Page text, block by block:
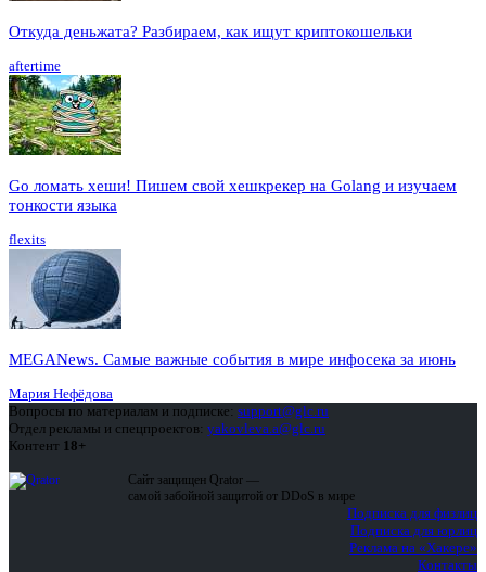
Откуда деньжата? Разбираем, как ищут криптокошельки
aftertime
Go ломать хеши! Пишем свой хешкрекер на Golang и изучаем
тонкости языка
flexits
MEGANews. Cамые важные события в мире инфосека за июнь
Мария Нефёдова
Вопросы по материалам и подписке: support@glc.ru
Отдел рекламы и спецпроектов: yakovleva.a@glc.ru
Контент 18+
Сайт защищен Qrator —
самой забойной защитой от DDoS в мире
Подписка для физлиц
Подписка для юрлиц
Реклама на «Хакере»
Контакты